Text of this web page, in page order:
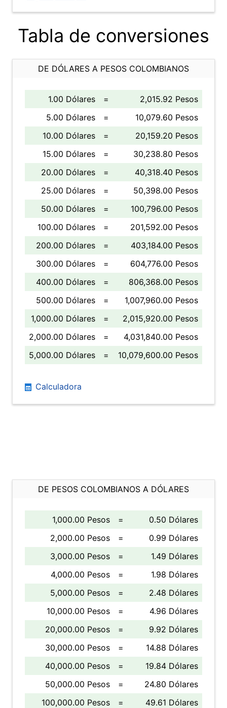
Tabla de conversiones
DE DÓLARES A PESOS COLOMBIANOS
1.00 Dólares =
2,015.92 Pesos
5.00 Dólares
=
10,079.60 Pesos
10.00 Dólares
=
20,159.20 Pesos
15.00 Dólares
=
30,238.80 Pesos
20.00 Dólares
=
40,318.40 Pesos
25.00 Dólares
=
50,398.00 Pesos
50.00 Dólares
=
100,796.00 Pesos
100.00 Dólares
=
201,592.00 Pesos
200.00 Dólares
=
403,184.00 Pesos
300.00 Dólares
=
604,776.00 Pesos
400.00 Dólares
=
806,368.00 Pesos
500.00 Dólares
=
1,007,960.00 Pesos
1,000.00 Dólares
=
2,015,920.00 Pesos
2,000.00 Dólares
=
4,031,840.00 Pesos
5,000.00 Dólares
= 10,079,600.00 Pesos
Calculadora
DE PESOS COLOMBIANOS A DÓLARES
1,000.00 Pesos =
0.50 Dólares
2,000.00 Pesos
=
0.99 Dólares
3,000.00 Pesos
=
1.49 Dólares
4,000.00 Pesos
=
1.98 Dólares
5,000.00 Pesos
=
2.48 Dólares
10,000.00 Pesos
=
4.96 Dólares
20,000.00 Pesos
=
9.92 Dólares
30,000.00 Pesos
=
14.88 Dólares
40,000.00 Pesos
=
19.84 Dólares
50,000.00 Pesos
=
24.80 Dólares
100,000.00 Pesos
= 49.61 Dólares